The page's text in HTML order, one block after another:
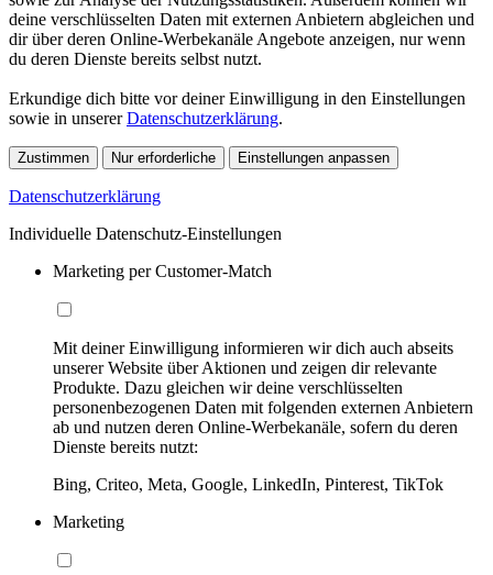
deine verschlüsselten Daten mit externen Anbietern abgleichen und
dir über deren Online-Werbekanäle Angebote anzeigen, nur wenn
du deren Dienste bereits selbst nutzt.
Erkundige dich bitte vor deiner Einwilligung in den Einstellungen
sowie in unsererDatenschutzerklärung.
Zustimmen Nur erforderliche Einstellungen anpassen
Datenschutzerklärung
Individuelle Datenschutz-Einstellungen
Marketing per Customer-Match
Mit deiner Einwilligung informieren wir dich auch abseits
unserer Website über Aktionen und zeigen dir relevante
Produkte. Dazu gleichen wir deine verschlüsselten
personenbezogenen Daten mit folgenden externen Anbietern
ab und nutzen deren Online-Werbekanäle, sofern du deren
Dienste bereits nutzt:
Bing, Criteo, Meta, Google, LinkedIn, Pinterest, TikTok
Marketing